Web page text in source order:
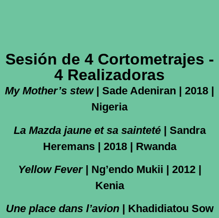
Sesión de 4 Cortometrajes -
4 Realizadoras
My Mother’s stew| Sade Adeniran | 2018 |
Nigeria
La Mazda jaune et sa sainteté | Sandra
Heremans | 2018 | Rwanda
Yellow Fever| Ng’endo Mukii | 2012 |
Kenia
Une place dans l’avion| Khadidiatou Sow